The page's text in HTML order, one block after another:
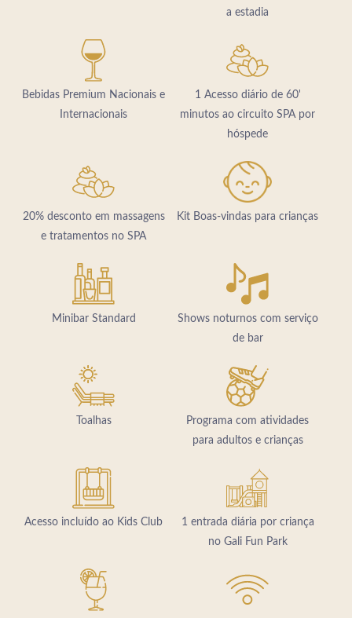
a estadia
Bebidas Premium Nacionais e
Internacionais
1 Acesso diário de 60'
minutos ao circuito SPA por
hóspede
20% desconto em massagens
e tratamentos no SPA
Kit Boas-vindas para crianças
Minibar Standard
Shows noturnos com serviço
de bar
Toalhas
Programa com atividades
para adultos e crianças
Acesso incluído ao Kids Club
1 entrada diária por criança
no Gali Fun Park
QUARTOS & SUITES
SERVIÇOS
RESTAURANTES
Rua Alexandre O'Neill, 8200-343 Albufeira - Portugal
+351 289 009 300 info.albufeira@jupiterhotelgroup.com